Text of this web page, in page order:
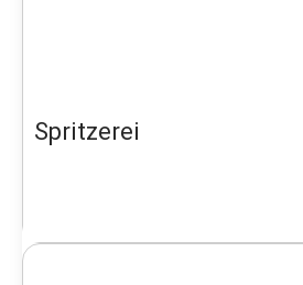
Spritzerei